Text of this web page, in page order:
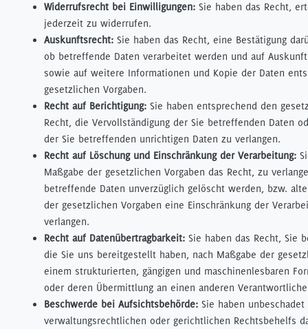
Widerrufsrecht bei Einwilligungen: Sie haben das Recht,
jederzeit zu widerrufen.
Auskunftsrecht: Sie haben das Recht, eine Bestätigung
ob betreffende Daten verarbeitet werden und auf
sowie auf weitere Informationen und Kopie der Daten
gesetzlichen Vorgaben.
Recht auf Berichtigung: Sie haben entsprechend den
Recht, die Vervollständigung der Sie betreffenden Daten
der Sie betreffenden unrichtigen Daten zu verlangen.
Recht auf Löschung und Einschränkung der Verarbeitung:
Maßgabe der gesetzlichen Vorgaben das Recht, zu
betreffende Daten unverzüglich gelöscht werden, bzw.
der gesetzlichen Vorgaben eine Einschränkung der
verlangen.
Recht auf Datenübertragbarkeit: Sie haben das Recht, Sie
die Sie uns bereitgestellt haben, nach Maßgabe der
einem strukturierten, gängigen und maschinenlesbaren
oder deren Übermittlung an einen anderen
Beschwerde bei Aufsichtsbehörde: Sie haben
verwaltungsrechtlichen oder gerichtlichen Rechtsbehelfs